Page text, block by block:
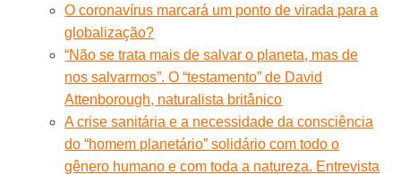
O coronavírus marcará um ponto de virada para a
globalização?
“Não se trata mais de salvar o planeta, mas de
nos salvarmos”. O “testamento” de David
Attenborough, naturalista britânico
A crise sanitária e a necessidade da consciência
do “homem planetário” solidário com todo o
gênero humano e com toda a natureza. Entrevista